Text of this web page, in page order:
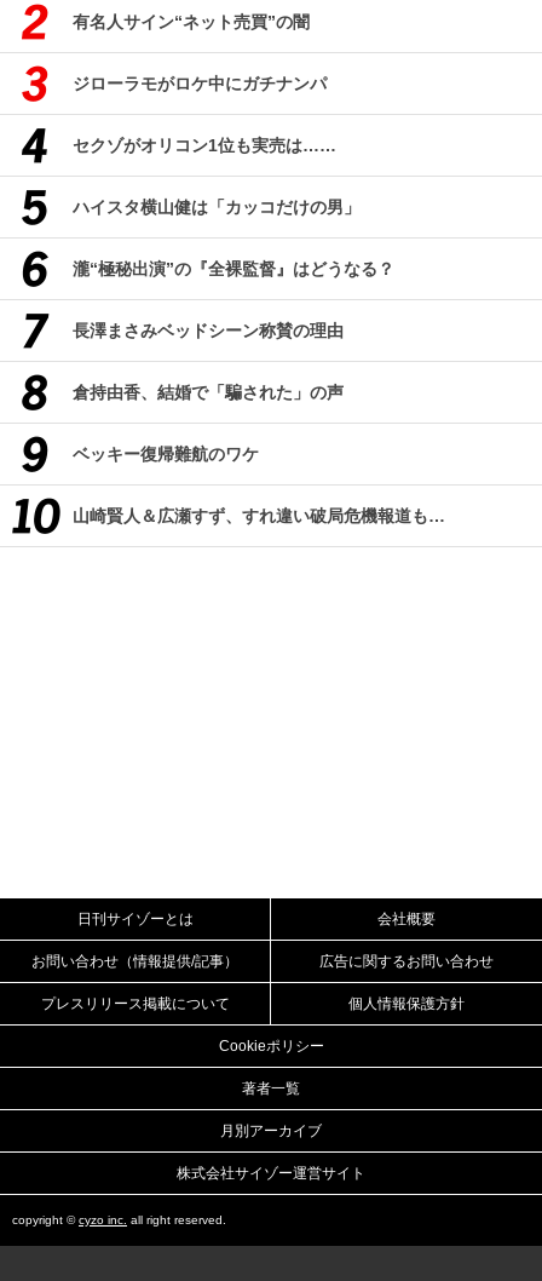
有名人サイン“ネット売買”の闇
ジローラモがロケ中にガチナンパ
セクゾがオリコン1位も実売は……
ハイスタ横山健は「カッコだけの男」
瀧“極秘出演”の『全裸監督』はどうなる？
長澤まさみベッドシーン称賛の理由
倉持由香、結婚で「騙された」の声
ベッキー復帰難航のワケ
山崎賢人＆広瀬すず、すれ違い破局危機報道も…
日刊サイゾーとは 会社概要
お問い合わせ（情報提供/記事） 広告に関するお問い合わせ
プレスリリース掲載について 個人情報保護方針
Cookieポリシー
著者一覧
月別アーカイブ
株式会社サイゾー運営サイト
copyright ©cyzo inc. all right reserved.